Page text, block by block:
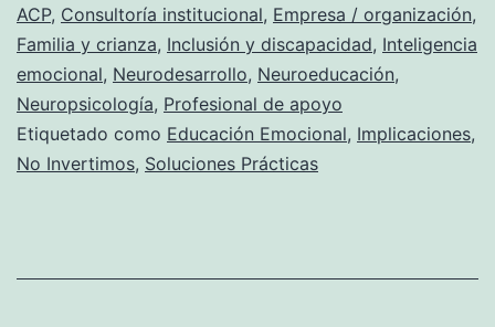
en
ACP, Consultoría institucional, Empresa / organización,
Familia y crianza, Inclusión y discapacidad, Inteligencia
emocional, Neurodesarrollo, Neuroeducación,
Neuropsicología, Profesional de apoyo
Etiquetado como Educación Emocional, Implicaciones,
No Invertimos, Soluciones Prácticas